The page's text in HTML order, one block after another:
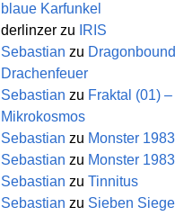
blaue Karfunkel
derlinzer zu
IRIS
Sebastian zu
Drachenfeuer
Sebastian zu Fraktal (01)
Mikrokosmos
Sebastian zu Monster
Sebastian zu Monster 1983
Sebastian zu Tinnitus
Sebastian zu Sieben